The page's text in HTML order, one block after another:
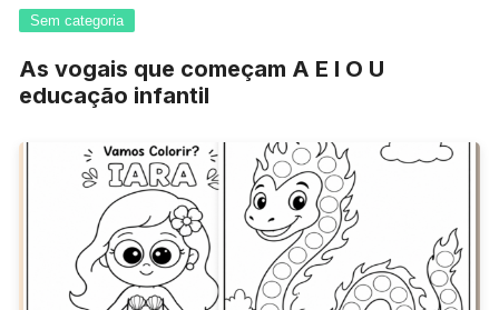
Sem categoria
As vogais que começam A E I O U
educação infantil